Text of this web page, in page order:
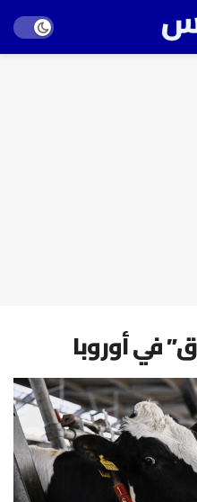
mode
في أوروبا